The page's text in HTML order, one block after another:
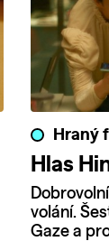
Hraný
Hlas
volání.
Gaze a